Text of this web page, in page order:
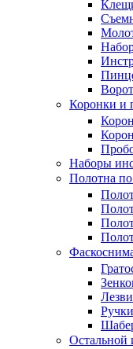
Коронки и
Наборы
Полотна
Остальной